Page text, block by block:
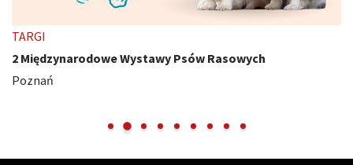
TARGI
2 Międzynarodowe Wystawy Psów Rasowych
Poznań